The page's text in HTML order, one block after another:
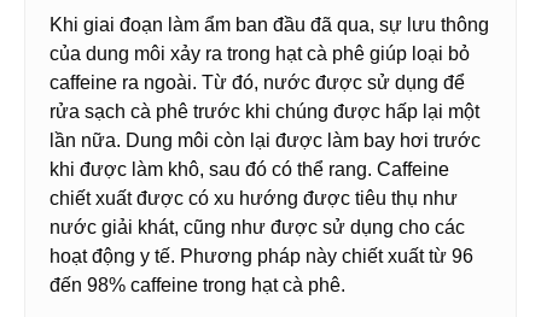
Khi giai đoạn làm ẩm ban đầu đã qua, sự lưu thông
của dung môi xảy ra trong hạt cà phê giúp loại bỏ
caffeine ra ngoài. Từ đó, nước được sử dụng để
rửa sạch cà phê trước khi chúng được hấp lại một
lần nữa. Dung môi còn lại được làm bay hơi trước
khi được làm khô, sau đó có thể rang. Caffeine
chiết xuất được có xu hướng được tiêu thụ như
nước giải khát, cũng như được sử dụng cho các
hoạt động y tế. Phương pháp này chiết xuất từ ​​96
đến 98% caffeine trong hạt cà phê.